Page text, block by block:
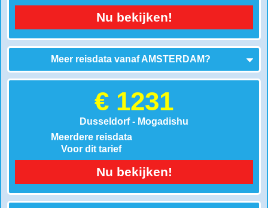
Nu bekijken!
Meer reisdata vanafAMSTERDAM?
€ 1231
Dusseldorf - Mogadishu
Meerdere reisdata
Voor dit tarief
Nu bekijken!